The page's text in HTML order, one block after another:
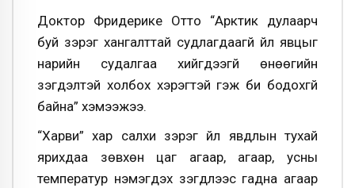
Доктор Фридерике Отто “Арктик дулаарч
буй зэрэг хангалттай судлагдаагүй үйл явцыг
нарийн судалгаа хийгдээгүй өнөөгийн
үзэгдэлтэй холбох хэрэгтэй гэж би бодохгүй
байна” хэмээжээ.
“Харви” хар салхи зэрэг үйл явдлын тухай
ярихдаа зөвхөн цаг агаар, агаар, усны
температур нэмэгдэх үзэгдлээс гадна агаар